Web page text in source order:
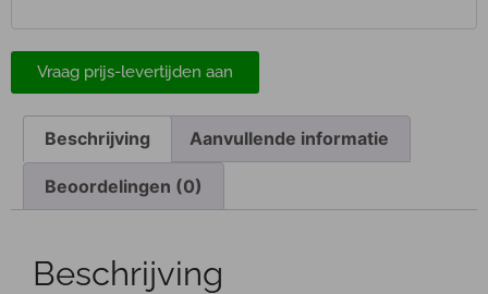
Vraag prijs-levertijden aan
Beschrijving Aanvullende informatie
Beoordelingen (0)
Beschrijving